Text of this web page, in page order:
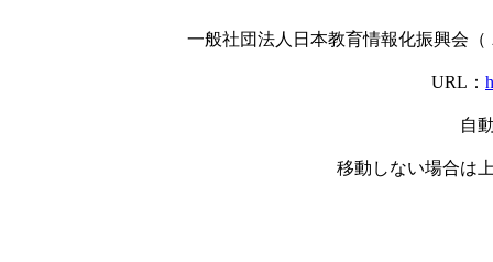
一般社団法人日本教育情報化振興会
URL：
自
移動しない場合は